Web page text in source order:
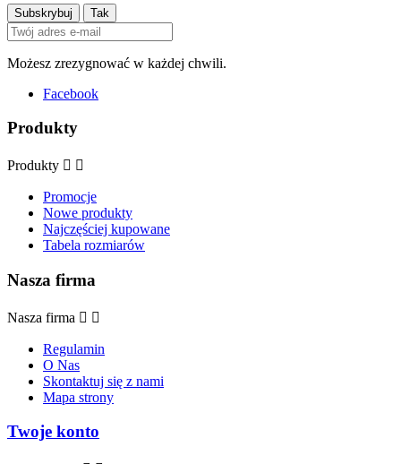
Możesz zrezygnować w każdej chwili.
Facebook
Produkty
Produkty  
Promocje
Nowe produkty
Najczęściej kupowane
Tabela rozmiarów
Nasza firma
Nasza firma  
Regulamin
O Nas
Skontaktuj się z nami
Mapa strony
Twoje konto